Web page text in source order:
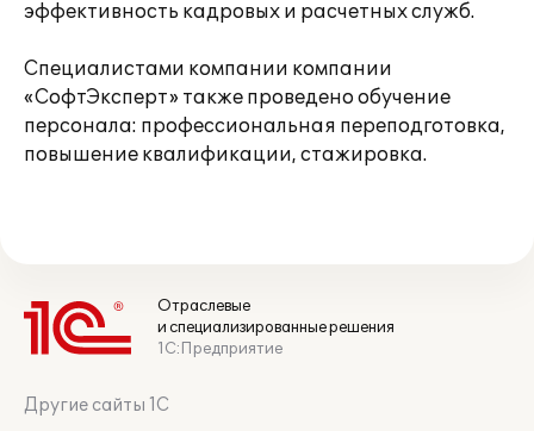
эффективность кадровых и расчетных служб.
Специалистами компании компании
«СофтЭксперт» также проведено обучение
персонала: профессиональная переподготовка,
повышение квалификации, стажировка.
Отраслевые
и специализированные решения
1С:Предприятие
Другие сайты 1С